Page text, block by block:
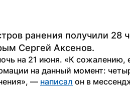
ранения получили 28
Сергей Аксенов.
на 21 июня. «К сожалению,
на данный момент:
— написал он в